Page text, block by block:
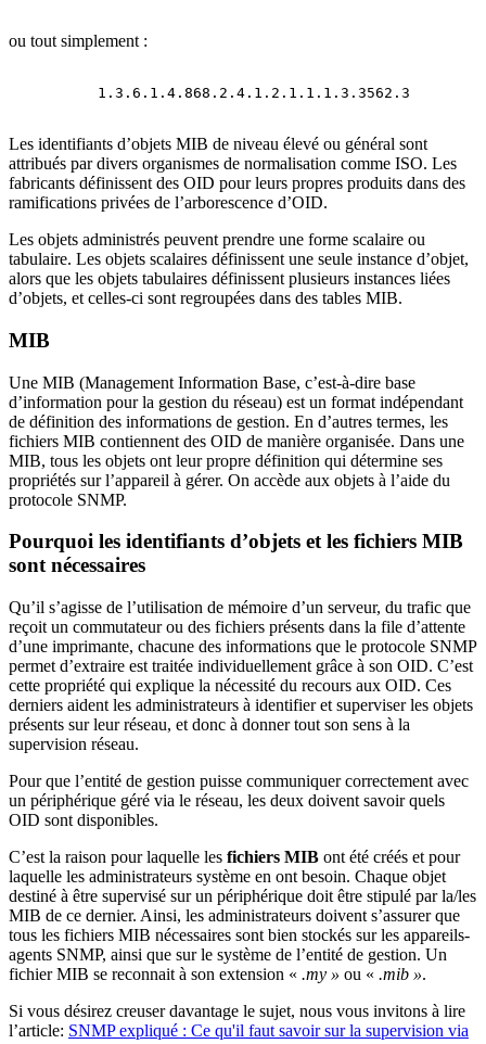
ou tout simplement :
1.3.6.1.4.868.2.4.1.2.1.1.1.3.3562.3
Les identifiants d’objets MIB de niveau élevé ou général sont
attribués par divers organismes de normalisation comme ISO. Les
fabricants définissent des OID pour leurs propres produits dans des
ramifications privées de l’arborescence d’OID.
Les objets administrés peuvent prendre une forme scalaire ou
tabulaire. Les objets scalaires définissent une seule instance d’objet,
alors que les objets tabulaires définissent plusieurs instances liées
d’objets, et celles-ci sont regroupées dans des tables MIB.
MIB
Une MIB (Management Information Base, c’est-à-dire base
d’information pour la gestion du réseau) est un format indépendant
de définition des informations de gestion. En d’autres termes, les
fichiers MIB contiennent des OID de manière organisée. Dans une
MIB, tous les objets ont leur propre définition qui détermine ses
propriétés sur l’appareil à gérer. On accède aux objets à l’aide du
protocole SNMP.
Pourquoi les identifiants d’objets et les fichiers MIB
sont nécessaires
Qu’il s’agisse de l’utilisation de mémoire d’un serveur, du trafic que
reçoit un commutateur ou des fichiers présents dans la file d’attente
d’une imprimante, chacune des informations que le protocole SNMP
permet d’extraire est traitée individuellement grâce à son OID. C’est
cette propriété qui explique la nécessité du recours aux OID. Ces
derniers aident les administrateurs à identifier et superviser les objets
présents sur leur réseau, et donc à donner tout son sens à la
supervision réseau.
Pour que l’entité de gestion puisse communiquer correctement avec
un périphérique géré via le réseau, les deux doivent savoir quels
OID sont disponibles.
C’est la raison pour laquelle les fichiers MIB ont été créés et pour
laquelle les administrateurs système en ont besoin. Chaque objet
destiné à être supervisé sur un périphérique doit être stipulé par la/les
MIB de ce dernier. Ainsi, les administrateurs doivent s’assurer que
tous les fichiers MIB nécessaires sont bien stockés sur les appareils-
agents SNMP, ainsi que sur le système de l’entité de gestion. Un
fichier MIB se reconnait à son extension « .my » ou « .mib ».
Si vous désirez creuser davantage le sujet, nous vous invitons à lire
l’article: SNMP expliqué : Ce qu'il faut savoir sur la supervision via